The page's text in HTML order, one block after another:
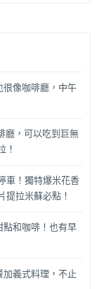
像咖啡廳，中午
廳，可以吃到巨無
！
車！獨特爆米花香
提拉米蘇必點！
和咖啡！也有早
義式料理，不止